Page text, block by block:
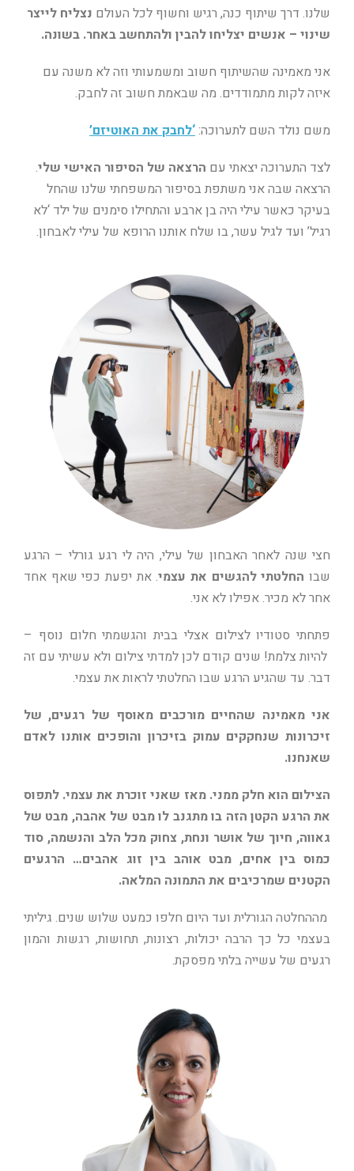
שלנו. דרך שיתוף כנה, רגיש וחשוף לכל העולם נצליח לייצר
שינוי – אנשים יצליחו להבין ולהתחשב באחר. בשונה.
אני מאמינה שהשיתוף חשוב ומשמעותי וזה לא משנה עם
איזה לקות מתמודדים. מה שבאמת חשוב זה לחבק.
משם נולד השם לתערוכה:‘לחבק את האוטיזם’
לצד התערוכה יצאתי עם הרצאה של הסיפור האישי שלי.
הרצאה שבה אני משתפת בסיפור המשפחתי שלנו שהחל
בעיקר כאשר עילי היה בן ארבע והתחילו סימנים של ילד ‘לא
רגיל’ ועד לגיל עשר, בו שלח אותנו הרופא של עילי לאבחון.
חצי שנה לאחר האבחון של עילי, היה לי רגע גורלי – הרגע
שבו החלטתי להגשים את עצמי. את יפעת כפי שאף אחד
אחר לא מכיר. אפילו לא אני.
פתחתי סטודיו לצילום אצלי בבית והגשמתי חלום נוסף –
להיות צלמת! שנים קודם לכן למדתי צילום ולא עשיתי עם זה
דבר. עד שהגיע הרגע שבו החלטתי לראות את עצמי.
אני מאמינה שהחיים מורכבים מאוסף של רגעים, של
זיכרונות שנחקקים עמוק בזיכרון והופכים אותנו לאדם
שאנחנו.
הצילום הוא חלק ממני. מאז שאני זוכרת את עצמי. לתפוס
את הרגע הקטן הזה בו מתגנב לו מבט של אהבה, מבט של
גאווה, חיוך של אושר ונחת, צחוק מכל הלב והנשמה, סוד
כמוס בין אחים, מבט אוהב בין זוג אהבים… הרגעים
הקטנים שמרכיבים את התמונה המלאה.
מההחלטה הגורלית ועד היום חלפו כמעט שלוש שנים. גיליתי
בעצמי כל כך הרבה יכולות, רצונות, תחושות, רגשות והמון
רגעים של עשייה בלתי מפסקת.